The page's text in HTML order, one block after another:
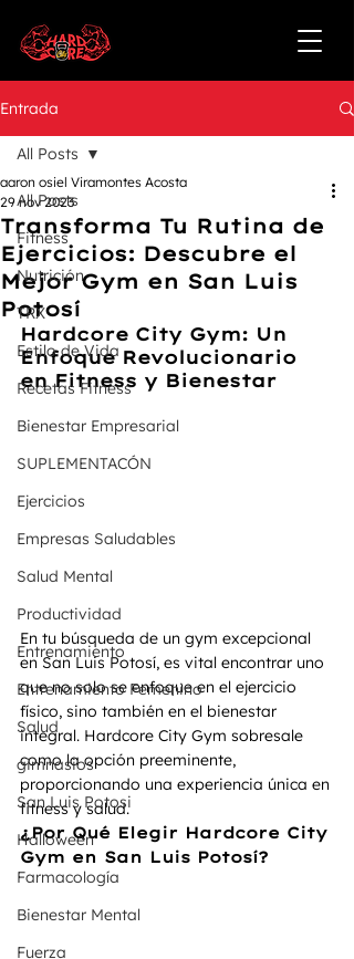
Entrada
All Posts
Fitness
Nutrición
TRX
Estilo de Vida
Recetas Fitness
Bienestar Empresarial
SUPLEMENTACÓN
Ejercicios
Empresas Saludables
Salud Mental
Productividad
Entrenamiento
Entrenamiento Femenino
Salud
gimnasios
San Luis Potosi
Halloween
Farmacología
Bienestar Mental
Fuerza
All Posts
Transforma Tu Rutina de
Ejercicios: Descubre el
Mejor Gym en San Luis
Potosí
aaron osiel Viramontes Acosta
29 nov 2023
Hardcore City Gym: Un
Enfoque Revolucionario
en Fitness y Bienestar
En tu búsqueda de un gym excepcional
en San Luis Potosí, es vital encontrar uno
que no solo se enfoque en el ejercicio
físico, sino también en el bienestar
integral. Hardcore City Gym sobresale
como la opción preeminente,
proporcionando una experiencia única en
fitness y salud.
¿Por Qué Elegir Hardcore City
Gym en San Luis Potosí?